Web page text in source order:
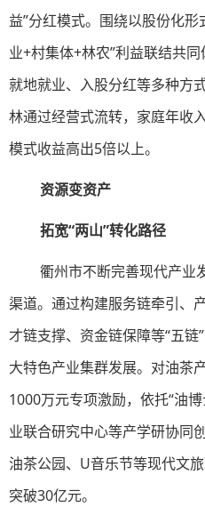
益”分红模式。围绕以股份化
业+村集体+林农”利益联结共
就地就业、入股分红等多种方
林通过经营式流转，家庭年收
模式收益高出5倍以上。
资源变资产
拓宽“两山”转化路径
衢州市不断完善现代产业
渠道。通过构建服务链牵引、
才链支撑、资金链保障等“五
大特色产业集群发展。对油茶
1000万元专项激励，依托“油
业联合研究中心等产学研协同
油茶公园、U音乐节等现代文
突破30亿元。